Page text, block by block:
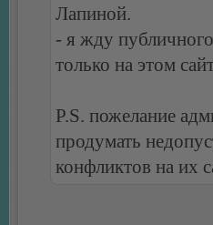
Лапиной.
- я жду
только на этом
P.S. пожелание
продумать
конфликтов на их